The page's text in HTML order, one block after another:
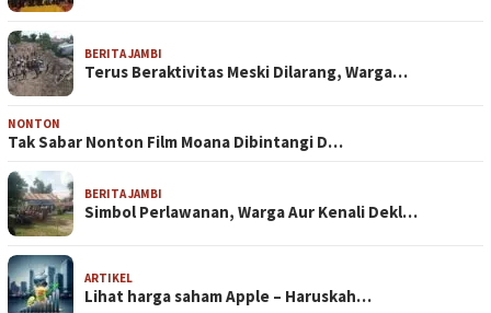
BERITA JAMBI
Terus Beraktivitas Meski Dilarang, Warga…
NONTON
Tak Sabar Nonton Film Moana Dibintangi D…
BERITA JAMBI
Simbol Perlawanan, Warga Aur Kenali Dekl…
ARTIKEL
Lihat harga saham Apple – Haruskah…